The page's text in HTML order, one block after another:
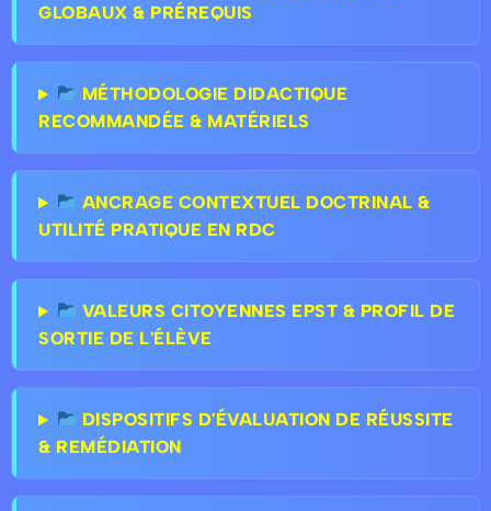
GLOBAUX & PRÉREQUIS
MÉTHODOLOGIE DIDACTIQUE
RECOMMANDÉE & MATÉRIELS
ANCRAGE CONTEXTUEL DOCTRINAL &
UTILITÉ PRATIQUE EN RDC
VALEURS CITOYENNES EPST & PROFIL DE
SORTIE DE L'ÉLÈVE
DISPOSITIFS D'ÉVALUATION DE RÉUSSITE
& REMÉDIATION